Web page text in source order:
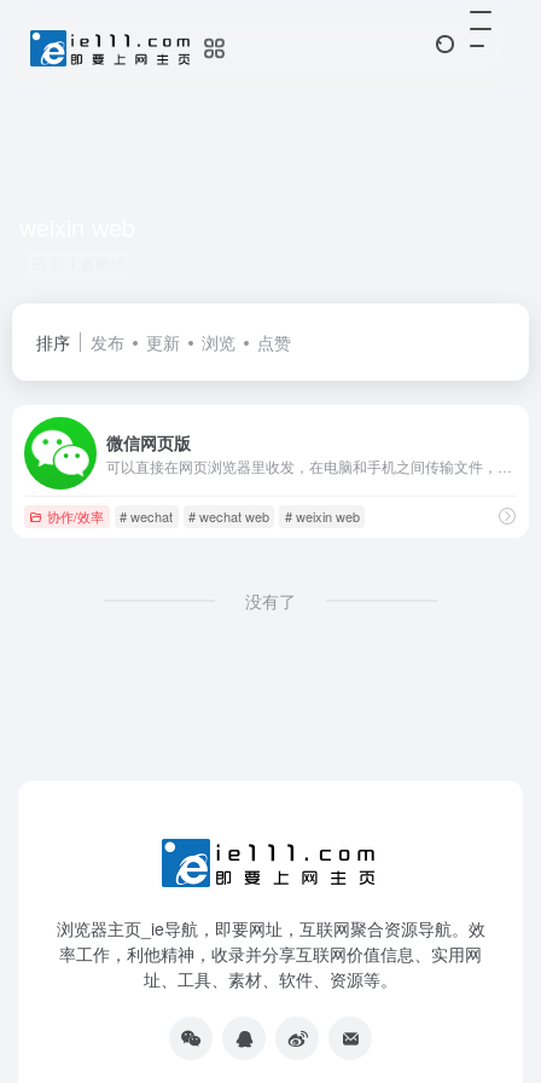
排序 发布 更新 浏览 点赞
微信网页版
协作/效率 # wechat # wechat web # weixin web
没有了
浏览器主页_ie导航，即要网址，互联网聚合资源导航。效
率工作，利他精神，收录并分享互联网价值信息、实用网
址、工具、素材、软件、资源等。